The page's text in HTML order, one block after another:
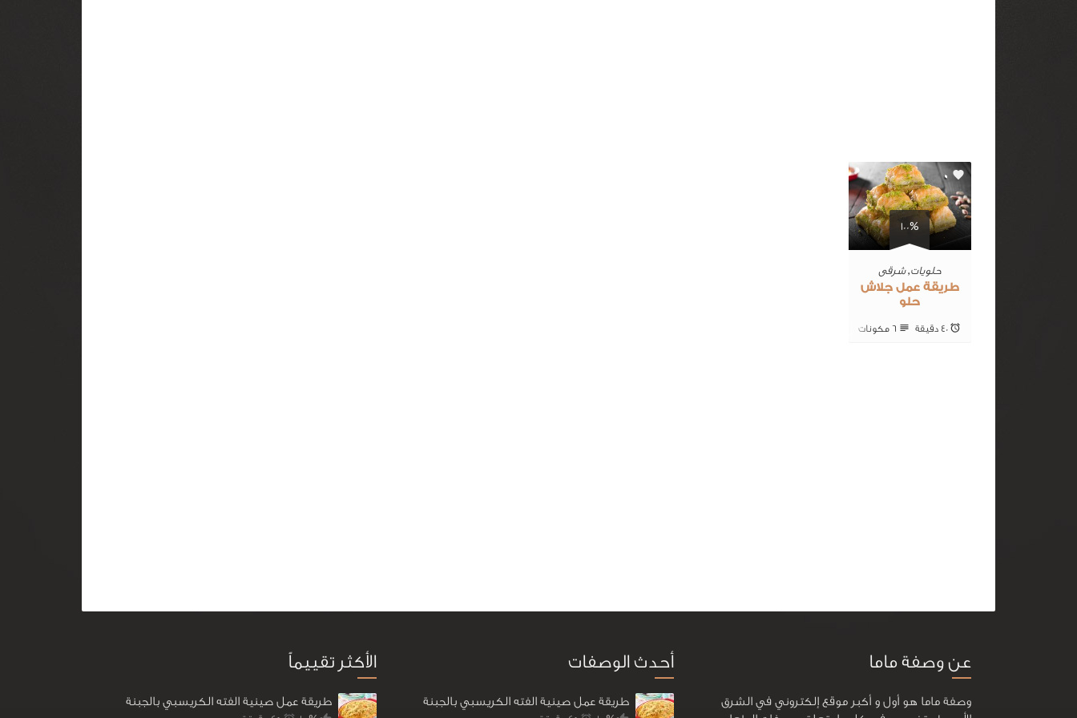
100%
0
حلويات,شرقى
طريقة عمل جلاش
حلو
40 ‎دقيقة 6 ‎مكونات
الأكثر تقييماً
طريقة عمل صينية الفته الكريسبي بالجبنة
أحدث الوصفات
طريقة عمل صينية الفته الكريسبي بالجبنة
عن وصفة ماما
وصفة ماما هو أول و أكبر موقع إلكتروني في الشرق